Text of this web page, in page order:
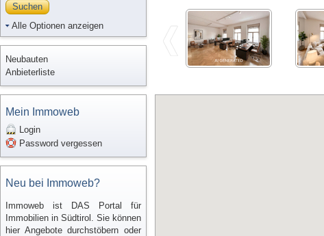
Suchen
Alle Optionen anzeigen
Neubauten
Anbieterliste
Mein Immoweb
Login
Password vergessen
Neu bei Immoweb?
Immoweb ist DAS Portal für
Immobilien in Südtirol. Sie können
hier Angebote durchstöbern oder